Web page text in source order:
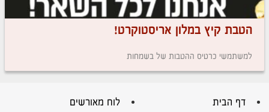
הטבת קיץ במלון אריסטוקרט!
למשתמשי כרטיס ההטבות של בשמחות
דף הבית לוח מאורשים